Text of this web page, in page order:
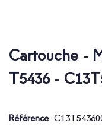
Cartouche -
T5436 -
Référence